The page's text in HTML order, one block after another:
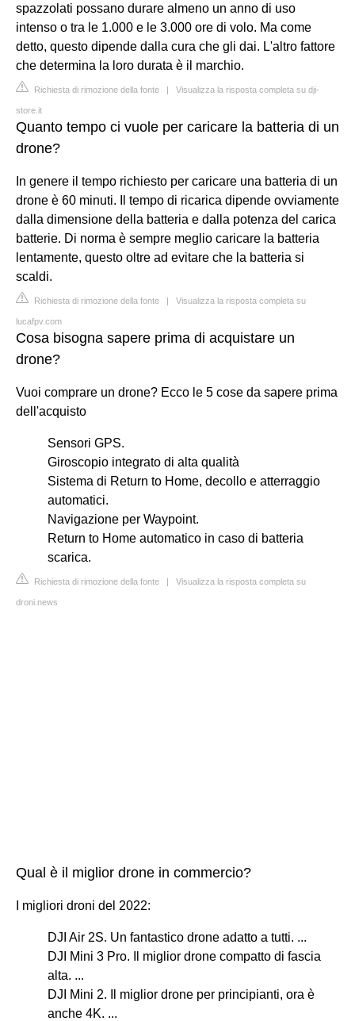
spazzolati possano durare almeno un anno di uso
intenso o tra le 1.000 e le 3.000 ore di volo. Ma come
detto, questo dipende dalla cura che gli dai. L'altro fattore
che determina la loro durata è il marchio.
Richiesta di rimozione della fonte | Visualizza la risposta completa su dji-
store.it
Quanto tempo ci vuole per caricare la batteria di un
drone?
In genere il tempo richiesto per caricare una batteria di un
drone è 60 minuti. Il tempo di ricarica dipende ovviamente
dalla dimensione della batteria e dalla potenza del carica
batterie. Di norma è sempre meglio caricare la batteria
lentamente, questo oltre ad evitare che la batteria si
scaldi.
Richiesta di rimozione della fonte | Visualizza la risposta completa su
lucafpv.com
Cosa bisogna sapere prima di acquistare un
drone?
Vuoi comprare un drone? Ecco le 5 cose da sapere prima
dell'acquisto
Sensori GPS.
Giroscopio integrato di alta qualità
Sistema di Return to Home, decollo e atterraggio
automatici.
Navigazione per Waypoint.
Return to Home automatico in caso di batteria
scarica.
Richiesta di rimozione della fonte | Visualizza la risposta completa su
droni.news
Qual è il miglior drone in commercio?
I migliori droni del 2022:
DJI Air 2S. Un fantastico drone adatto a tutti. ...
DJI Mini 3 Pro. Il miglior drone compatto di fascia
alta. ...
DJI Mini 2. Il miglior drone per principianti, ora è
anche 4K. ...